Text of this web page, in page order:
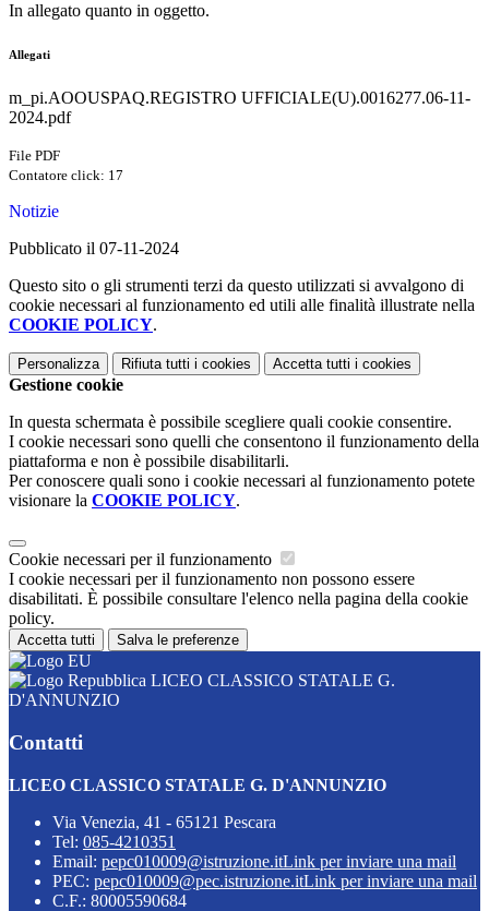
In allegato quanto in oggetto.
Allegati
m_pi.AOOUSPAQ.REGISTRO UFFICIALE(U).0016277.06-11-
2024.pdf
File PDF
Contatore click: 17
Notizie
Pubblicato il 07-11-2024
Questo sito o gli strumenti terzi da questo utilizzati si avvalgono di
cookie necessari al funzionamento ed utili alle finalità illustrate nella
COOKIE POLICY.
Personalizza Rifiuta tutti i cookies Accetta tutti i cookies
Gestione cookie
In questa schermata è possibile scegliere quali cookie consentire.
I cookie necessari sono quelli che consentono il funzionamento della
piattaforma e non è possibile disabilitarli.
Per conoscere quali sono i cookie necessari al funzionamento potete
visionare la COOKIE POLICY.
Cookie necessari per il funzionamento
I cookie necessari per il funzionamento non possono essere
disabilitati. È possibile consultare l'elenco nella pagina della cookie
policy.
Accetta tutti Salva le preferenze
LICEO CLASSICO STATALE G.
D'ANNUNZIO
Contatti
LICEO CLASSICO STATALE G. D'ANNUNZIO
Via Venezia, 41 - 65121 Pescara
Tel: 085-4210351
Email: pepc010009@istruzione.itLink per inviare una mail
PEC: pepc010009@pec.istruzione.itLink per inviare una mail
C.F.: 80005590684